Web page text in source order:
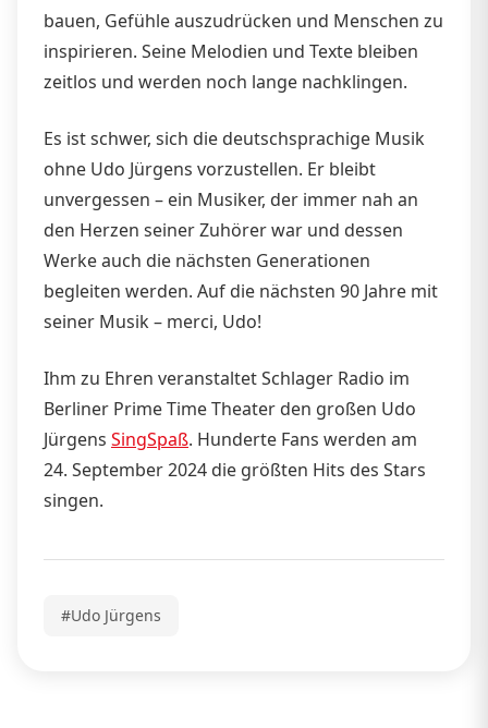
bauen, Gefühle auszudrücken und Menschen zu
inspirieren. Seine Melodien und Texte bleiben
zeitlos und werden noch lange nachklingen.
Es ist schwer, sich die deutschsprachige Musik
ohne Udo Jürgens vorzustellen. Er bleibt
unvergessen – ein Musiker, der immer nah an
den Herzen seiner Zuhörer war und dessen
Werke auch die nächsten Generationen
begleiten werden. Auf die nächsten 90 Jahre mit
seiner Musik – merci, Udo!
Ihm zu Ehren veranstaltet Schlager Radio im
Berliner Prime Time Theater den großen Udo
Jürgens SingSpaß. Hunderte Fans werden am
24. September 2024 die größten Hits des Stars
singen.
#Udo Jürgens